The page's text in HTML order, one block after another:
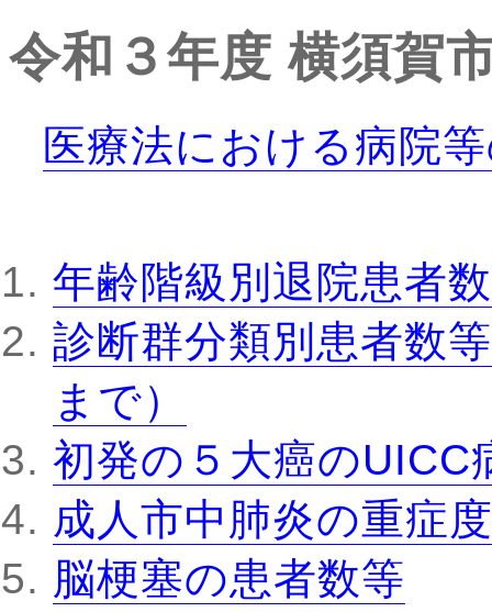
令和３年度 横須賀
医療法における病院
年齢階級別退院患者数
診断群分類別患者数
まで）
初発の５大癌のUICC
成人市中肺炎の重症
脳梗塞の患者数等